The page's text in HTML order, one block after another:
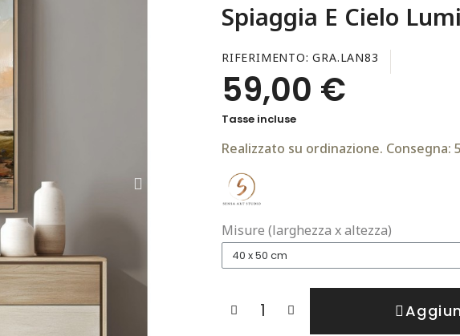
Spiaggia E Cielo
RIFERIMENTO GRA.LAN83
59,00 €
Tasse incluse
Realizzato su ordinazione. Consegna:
Misure (larghezza x altezza)